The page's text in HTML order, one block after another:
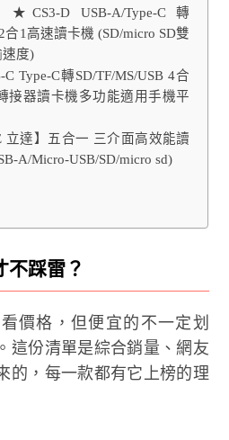
D USB-A/Type-C 轉
合1高速讀卡機 (SD/micro SD雙
速度)
C Type-C轉SD/TF/MS/USB 4合
接器讀卡機多功能適用手機平
立達】五合一 三介面高效能讀
A/Micro-USB/SD/micro sd)
不踩雷？
價格，但便宜的不一定划
這份清單是綜合銷量、網友
的，每一款都有它上榜的理